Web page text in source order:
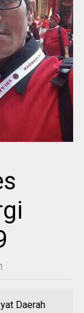
Daerah